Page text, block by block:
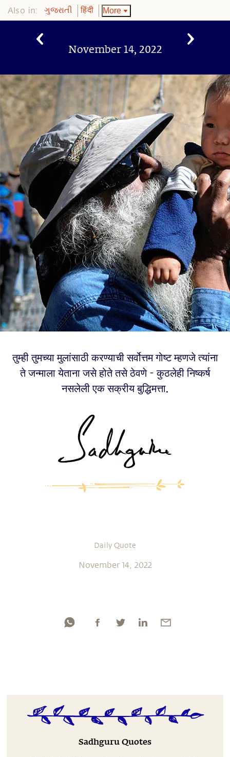
Also in: ગુજરાતી हिंदी More
November 14, 2022
तुम्ही तुमच्या मुलांसाठी करण्याची सर्वोत्तम गोष्ट म्हणजे त्यांना
ते जन्माला येताना जसे होते तसे ठेवणे - कुठलेही निष्कर्ष
नसलेली एक सक्रीय बुद्धिमत्ता.
Daily Quote
November 14, 2022
Sadhguru Quotes